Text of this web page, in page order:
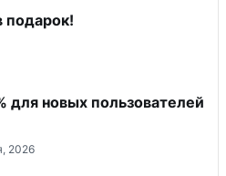
подарок!
для новых пользователей
2026